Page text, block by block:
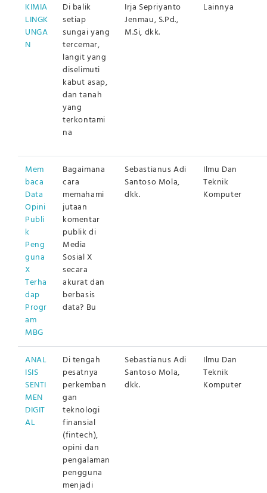
KIMIA
LINGK
UNGA
N
Di balik
setiap
sungai yang
tercemar,
langit yang
diselimuti
kabut asap,
dan tanah
yang
terkontami
na
Irja Sepriyanto
Jenmau, S.Pd.,
M.Si, dkk.
Lainnya
Mem
baca
Data
Opini
Publi
k
Peng
guna
X
Terha
dap
Progr
am
MBG
Bagaimana
cara
memahami
jutaan
komentar
publik di
Media
Sosial X
secara
akurat dan
berbasis
data? Bu
Sebastianus Adi
Santoso Mola,
dkk.
Ilmu Dan
Teknik
Komputer
ANAL
ISIS
SENTI
MEN
DIGIT
AL
Di tengah
pesatnya
perkemban
gan
teknologi
finansial
(fintech),
opini dan
pengalaman
pengguna
menjadi
Sebastianus Adi
Santoso Mola,
dkk.
Ilmu Dan
Teknik
Komputer